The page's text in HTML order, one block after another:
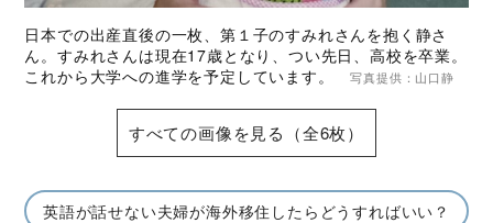
日本での出産直後の一枚、第１子のすみれさんを抱く静さ
ん。すみれさんは現在17歳となり、つい先日、高校を卒業。
これから大学への進学を予定しています。写真提供：山口静
すべての画像を見る（全6枚）
英語が話せない夫婦が海外移住したらどうすればいい？